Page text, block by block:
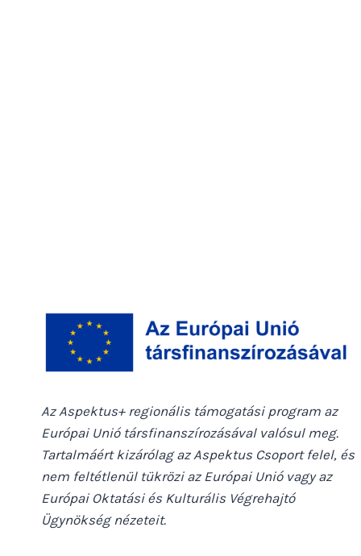
Az Aspektus+ regionális támogatási program az
Európai Unió társfinanszírozásával valósul meg.
Tartalmáért kizárólag az Aspektus Csoport felel, és
nem feltétlenül tükrözi az Európai Unió vagy az
Európai Oktatási és Kulturális Végrehajtó
Ügynökség nézeteit.